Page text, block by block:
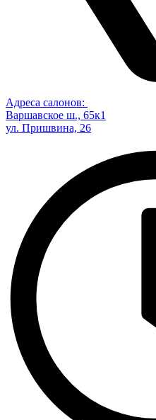
Адреса салонов:
Варшавское ш., 65к1
ул. Пришвина, 26